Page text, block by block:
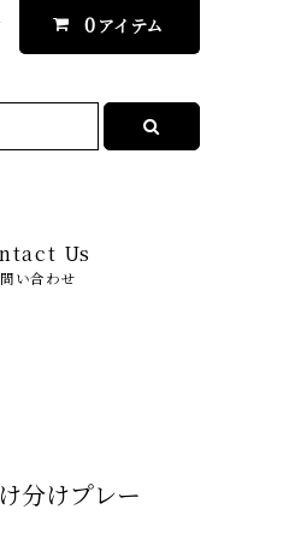
0 アイテム
Us
い合わせ
分けプレー